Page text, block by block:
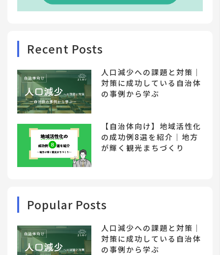
Recent Posts
人口減少への課題と対策｜
対策に成功している自治体
の事例から学ぶ
【自治体向け】地域活性化
の成功例8選を紹介｜地方
が輝く観光まちづくり
Popular Posts
人口減少への課題と対策｜
対策に成功している自治体
の事例から学ぶ